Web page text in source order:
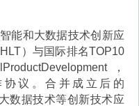
和大数据技术创新应
）与国际排名TOP10
，
协议。合并成立后的
数据技术等创新技术应